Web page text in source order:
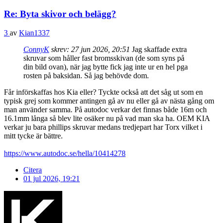
Re: Byta skivor och belägg?
3 av Kian1337
ConnyKskrev: 27 jun 2026, 20:51 Jag skaffade extra
skruvar som håller fast bromsskivan (de som syns på
din bild ovan), när jag bytte fick jag inte ur en hel pga
rosten på baksidan. Så jag behövde dom.
Får införskaffas hos Kia eller? Tyckte också att det såg ut som en
typisk grej som kommer antingen gå av nu eller gå av nästa gång om
man använder samma. På autodoc verkar det finnas både 16m och
16.1mm långa så blev lite osäker nu på vad man ska ha. OEM KIA
verkar ju bara phillips skruvar medans tredjepart har Torx vilket i
mitt tycke är bättre.
https://www.autodoc.se/hella/10414278
Citera
01 jul 2026, 19:21